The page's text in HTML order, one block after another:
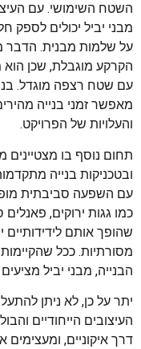
השטח השימושי. עם
מבני יביל יכולים לספק
על שלמות מבנית. הדבר
הקרקע מוגבלת, שכן הוא
עם שטח רצפה מוגדל.
מאפשר זמני בנייה
והעלויות של הפרויקט.
תחום נוסף בו מצטיינים
ובטכניקות בנייה
עם השפעה סביבתית
כמו גגות ירוקים,
שהופך אותם לידידותיים
מסורתיות. ככל
הבנייה, מבני יביל
יתר על כן, לא ניתן
העיצובים הייחודיים
דרך איקוניים,